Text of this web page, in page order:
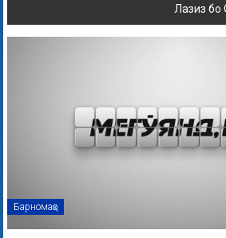
Лазиз бо
Барномаҳо